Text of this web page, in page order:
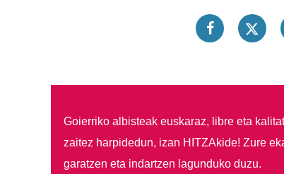
Goierriko albisteak euskaraz, libre eta
zaitez harpidedun, izan HITZAkide! Zure
garatzen eta indartzen lagunduko duzu.